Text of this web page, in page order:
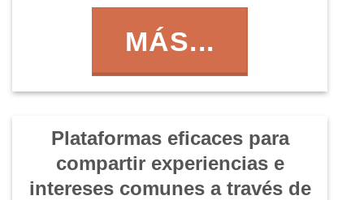
MÁS...
Plataformas eficaces para
compartir experiencias e
intereses comunes a través de